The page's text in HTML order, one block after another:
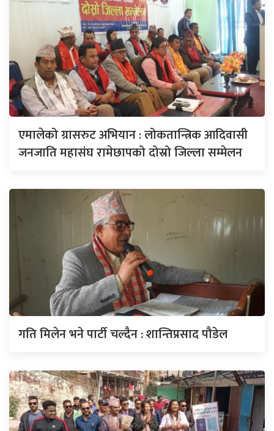
एमालेको ग्रासरुट अभियान : लोकतान्त्रिक आदिवासी
जनजाति महासंघ रामेछापको दोस्रो जिल्ला सम्मेलन
गति मिलेन भने पार्टी चल्दैन : शान्तिप्रसाद पौडेल